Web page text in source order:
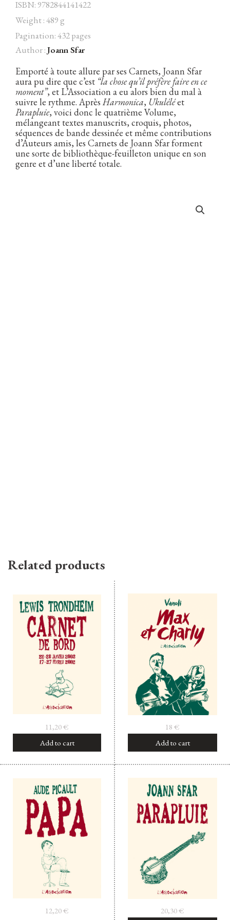
Facebook Instagram
ISBN: 9782844141422
Weight : 489 g
Pagination: 432 pages
Author :Joann Sfar
Emporté à toute allure par ses Carnets, Joann Sfar
aura pu dire que c’est “la chose qu’il préfère faire en ce
moment”, et L’Association a eu alors bien du mal à
suivre le rythme. AprèsHarmonica, Ukuléléet
Parapluie, voici donc le quatrième Volume,
mélangeant textes manuscrits, croquis, photos,
séquences de bande dessinée et même contributions
d’Auteurs amis, les Carnets de Joann Sfar forment
une sorte de bibliothèque-feuilleton unique en son
genre et d’une liberté totale.
Related products
11,20€
Add to cart
18 €
Add to cart
12,20€ 20,30€